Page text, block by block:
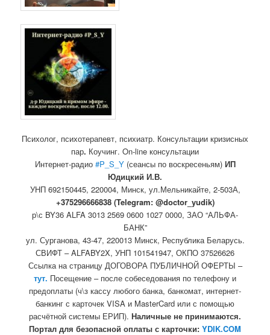
Психолог, психотерапевт, психиатр. Консультации кризисных
пар. Коучинг. On-line консультации
Интернет-радио #P_S_Y(сеансы по воскресеньям) ИП
Юдицкий И.В.
УНП 692150445, 220004, Минск, ул.Мельникайте, 2-503А,
+375296666838 (Telegram: @doctor_yudik)
р\с BY36 ALFA 3013 2569 0600 1027 0000, ЗАО “АЛЬФА-
БАНК”
ул. Сурганова, 43-47, 220013 Минск, Республика Беларусь.
СВИФТ – ALFABY2X, УНП 101541947, ОКПО 37526626
Ссылка на страницу ДОГОВОРА ПУБЛИЧНОЙ ОФЕРТЫ –
тут. Посещение – после собеседования по телефону и
предоплаты (ч\з кассу любого банка, банкомат, интернет-
банкинг с карточек VISA и MasterCard или с помощью
расчётной системы ЕРИП). Наличные не принимаются.
Портал для безопасной оплаты с карточки: YDIK.COM